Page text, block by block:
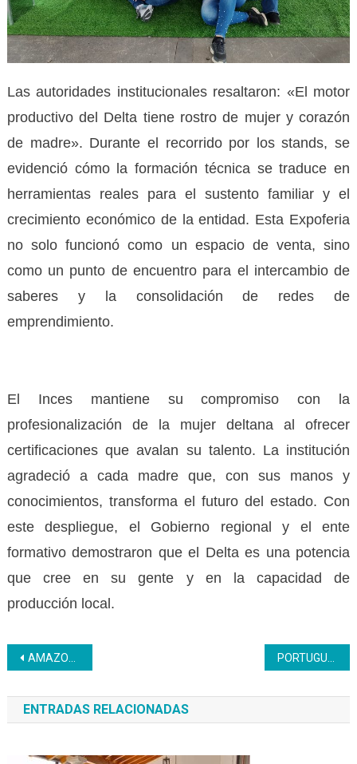
Las autoridades institucionales resaltaron: «El motor
productivo del Delta tiene rostro de mujer y corazón
de madre». Durante el recorrido por los stands, se
evidenció cómo la formación técnica se traduce en
herramientas reales para el sustento familiar y el
crecimiento económico de la entidad. Esta Expoferia
no solo funcionó como un espacio de venta, sino
como un punto de encuentro para el intercambio de
saberes y la consolidación de redes de
emprendimiento.
El Inces mantiene su compromiso con la
profesionalización de la mujer deltana al ofrecer
certificaciones que avalan su talento. La institución
agradeció a cada madre que, con sus manos y
conocimientos, transforma el futuro del estado. Con
este despliegue, el Gobierno regional y el ente
formativo demostraron que el Delta es una potencia
que cree en su gente y en la capacidad de
producción local.
Navegación
de
entradas
AMAZONAS | Bachillerato Productivo rindió emotivo homenaje a las madres en su día
ENTRADAS RELACIONADAS